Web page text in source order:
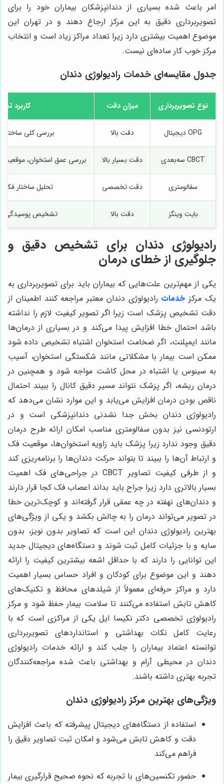
امر باعث شده بسیاری از دندانپزشکان بیماران خود را برای
تصویربرداری دقیق به این مرکز ارجاع دهند و در تهران این
موضوع اهمیت بیشتری دارد زیرا تعداد مراکز زیاد است و انتخاب
مرکز خوب کار ساده‌ای نیست.
جدول مقایسه‌ای خدمات رادیولوژی دندان
نوع تصویربرداری میزان دقت کاربرد
OPG دیجیتال دقت بالا بررسی کلی
CBCT سه‌بعدی دقت بسیار بالا بررسی عمق استخوان، موقعیت
سفالومتری دقت تخصصی تحلیل ساختار فک
بایت وینگز دقت بالا تشخیص
رادیولوژی دندان برای تشخیص دقیق و
جلوگیری از خطای درمان
یکی از مهم‌ترین علت‌هایی که بیماران باید برای تصویربرداری به
یک مرکز خدمات رادیولوژی دندان معتبر مراجعه کنند اطمینان از
دقت تشخیص پزشک است زیرا اگر تصویر کیفیت لازم را نداشته
باشد احتمال خطا افزایش پیدا می‌کند و در بسیاری از درمان‌ها
مانند ایمپلنت، اگر ضخامت استخوان اشتباه تشخیص داده شود
ممکن است بیمار با مشکلاتی مانند شکستگی استخوان، آسیب
به سینوس یا اشتباه در محل کاشت مواجه شود و همچنین در
درمان ریشه، اگر پزشک نتواند مسیر دقیق کانال را ببیند احتمال
ناقص بودن درمان افزایش می‌یابد و این موارد نشان می‌دهد که
رادیولوژی دندان بخش جدا نشدنی دندانپزشکی است و در
ارتودنسی نیز بدون سفالومتری مناسب امکان ارائه طرح درمان
دقیق وجود ندارد زیرا پزشک باید زاویه استخوان‌ها، موقعیت فک
و ارتباط آن‌ها را ببیند تا بتواند حرکت دندان‌ها را برنامه‌ریزی کند
و از طرفی کیفیت تصاویر CBCT در جراحی‌های فک اهمیت
بسیار بالاتری دارد زیرا جراح باید بداند اعصاب فک کجا قرار دارند
و دندان‌های نهفته در چه عمقی قرار گرفته‌اند و کوچک‌ترین خطا
در تصویر می‌تواند درمان را به چالش بکشد و یکی از ویژگی‌های
بهترین رادیولوژی دندان این است که تصاویر بدون نویز، بدون
سایه و با جزئیات کامل ثبت شوند و دستگاه‌های دیجیتال جدید
این توانایی را دارند که با حداقل اشعه بیشترین کیفیت را ارائه
دهند و این موضوع برای کودکان و افراد حساس بسیار اهمیت
دارد و مراکز حرفه‌ای معمولاً از شیلدهای محافظ و تکنیک‌های
کاهش تابش استفاده می‌کنند تا سلامت بیمار حفظ شود و مرکز
رادیولوژی تخصصی دکتر نکیسا ایل یکی از مراکزی است که با
رعایت کامل نکات بهداشتی و استانداردهای تصویربرداری
توانسته اعتماد بیماران را جلب کند و ارائه خدمات رادیولوژی
دندان در محیطی آرام و بهداشتی باعث شده مراجعه‌کنندگان
تجربه بهتری داشته باشند.
ویژگی‌های بهترین مرکز رادیولوژی دندان
استفاده از دستگاه‌های دیجیتال پیشرفته که باعث افزایش
دقت و کاهش تابش می‌شود و امکان ثبت تصاویر دقیق را
فراهم می‌کند
حضور تکنسین‌های با تجربه که نحوه صحیح قرارگیری بیمار